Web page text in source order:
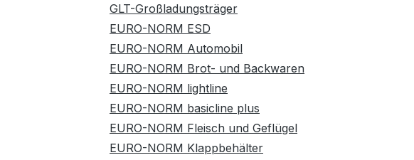
GLT-Großladungsträger
EURO-NORM ESD
EURO-NORM Automobil
EURO-NORM Brot- und Backwaren
EURO-NORM lightline
EURO-NORM basicline plus
EURO-NORM Fleisch und Geflügel
EURO-NORM Klappbehälter